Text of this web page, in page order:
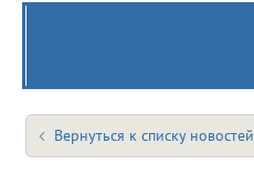
Вернуться к списку новостей